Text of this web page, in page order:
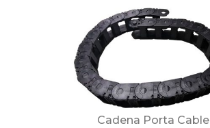
Cadena Porta Cable